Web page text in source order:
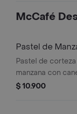
McCafé
Pastel de
Pastel de
manzana con
$ 10.900